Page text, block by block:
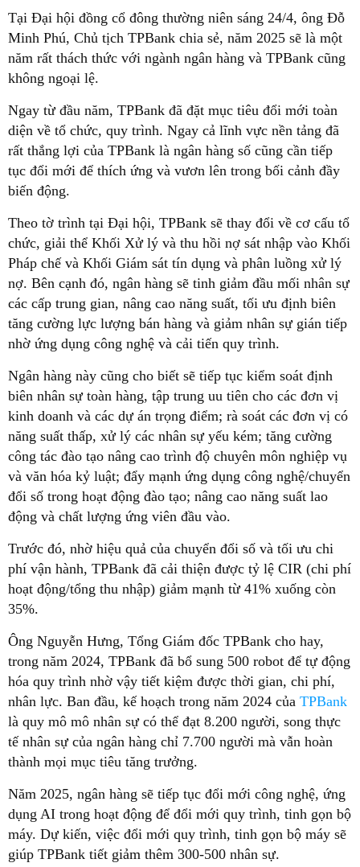
Tại Đại hội đồng cổ đông thường niên sáng 24/4, ông Đỗ
Minh Phú, Chủ tịch TPBank chia sẻ, năm 2025 sẽ là một
năm rất thách thức với ngành ngân hàng và TPBank cũng
không ngoại lệ.
Ngay từ đầu năm, TPBank đã đặt mục tiêu đổi mới toàn
diện về tổ chức, quy trình. Ngay cả lĩnh vực nền tảng đã
rất thắng lợi của TPBank là ngân hàng số cũng cần tiếp
tục đổi mới để thích ứng và vươn lên trong bối cảnh đầy
biến động.
Theo tờ trình tại Đại hội, TPBank sẽ thay đổi về cơ cấu tổ
chức, giải thể Khối Xử lý và thu hồi nợ sát nhập vào Khối
Pháp chế và Khối Giám sát tín dụng và phân luồng xử lý
nợ. Bên cạnh đó, ngân hàng sẽ tinh giảm đầu mối nhân sự
các cấp trung gian, nâng cao năng suất, tối ưu định biên
tăng cường lực lượng bán hàng và giảm nhân sự gián tiếp
nhờ ứng dụng công nghệ và cải tiến quy trình.
Ngân hàng này cũng cho biết sẽ tiếp tục kiểm soát định
biên nhân sự toàn hàng, tập trung uu tiên cho các đơn vị
kinh doanh và các dự án trọng điểm; rà soát các đơn vị có
năng suất thấp, xử lý các nhân sự yếu kém; tăng cường
công tác đào tạo nâng cao trình độ chuyên môn nghiệp vụ
và văn hóa kỷ luật; đẩy mạnh ứng dụng công nghệ/chuyển
đổi số trong hoạt động đào tạo; nâng cao năng suất lao
động và chất lượng ứng viên đầu vào.
Trước đó, nhờ hiệu quả của chuyển đổi số và tối ưu chi
phí vận hành, TPBank đã cải thiện được tỷ lệ CIR (chi phí
hoạt động/tổng thu nhập) giảm mạnh từ 41% xuống còn
35%.
Ông Nguyễn Hưng, Tổng Giám đốc TPBank cho hay,
trong năm 2024, TPBank đã bổ sung 500 robot để tự động
hóa quy trình nhờ vậy tiết kiệm được thời gian, chi phí,
nhân lực. Ban đầu, kế hoạch trong năm 2024 của TPBank
là quy mô mô nhân sự có thể đạt 8.200 người, song thực
tế nhân sự của ngân hàng chỉ 7.700 người mà vẫn hoàn
thành mọi mục tiêu tăng trưởng.
Năm 2025, ngân hàng sẽ tiếp tục đổi mới công nghệ, ứng
dụng AI trong hoạt động để đổi mới quy trình, tinh gọn bộ
máy. Dự kiến, việc đổi mới quy trình, tinh gọn bộ máy sẽ
giúp TPBank tiết giảm thêm 300-500 nhân sự.